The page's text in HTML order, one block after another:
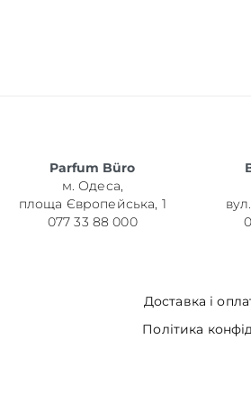
Parfum Büro
м. Одеса,
площа Європейська, 1
077 33 88 000
Доставка і
Політика